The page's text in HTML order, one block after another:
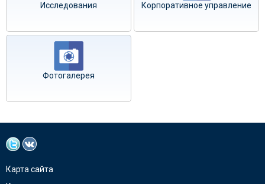
Исследования Корпоративное управление
Фотогалерея
Карта сайта